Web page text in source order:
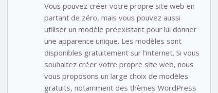
Vous pouvez créer votre propre site web en
partant de zéro, mais vous pouvez aussi
utiliser un modèle préexistant pour lui donner
une apparence unique. Les modèles sont
disponibles gratuitement sur l’internet. Si vous
souhaitez créer votre propre site web, nous
vous proposons un large choix de modèles
gratuits, notamment des thèmes WordPress